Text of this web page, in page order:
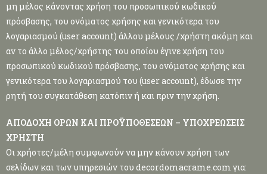
μη μέλος κάνοντας χρήση του προσωπικού κωδικού
πρόσβασης, του ονόματος χρήσης και γενικότερα του
λογαριασμού (user account) άλλου μέλους /χρήστη ακόμη και
αν το άλλο μέλος/χρήστης του οποίου έγινε χρήση του
προσωπικού κωδικού πρόσβασης, του ονόματος χρήσης και
γενικότερα του λογαριασμού του (user account), έδωσε την
ρητή του συγκατάθεση κατόπιν ή και πριν την χρήση.
ΑΠΟΔΟΧΗ ΟΡΩΝ ΚΑΙ ΠΡΟΫΠΟΘΕΣΕΩΝ – ΥΠΟΧΡΕΩΣΕΙΣ
ΧΡΗΣΤΗ
Οι χρήστες/μέλη συμφωνούν να μην κάνουν χρήση των
σελίδων και των υπηρεσιών του decordomacrame.com για: